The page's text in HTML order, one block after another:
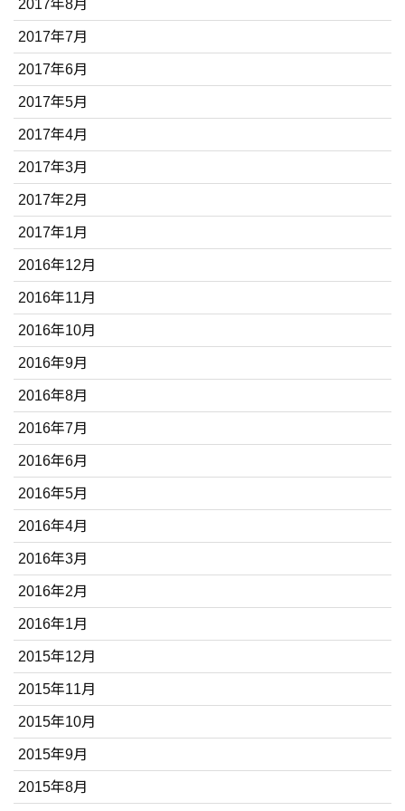
2017年8月
2017年7月
2017年6月
2017年5月
2017年4月
2017年3月
2017年2月
2017年1月
2016年12月
2016年11月
2016年10月
2016年9月
2016年8月
2016年7月
2016年6月
2016年5月
2016年4月
2016年3月
2016年2月
2016年1月
2015年12月
2015年11月
2015年10月
2015年9月
2015年8月